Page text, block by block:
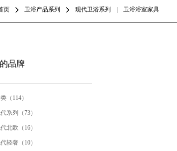
页 卫浴产品系列 现代卫浴系列 卫浴浴室家具
品牌
（114）
系列（73）
北欧（16）
轻奢（10）